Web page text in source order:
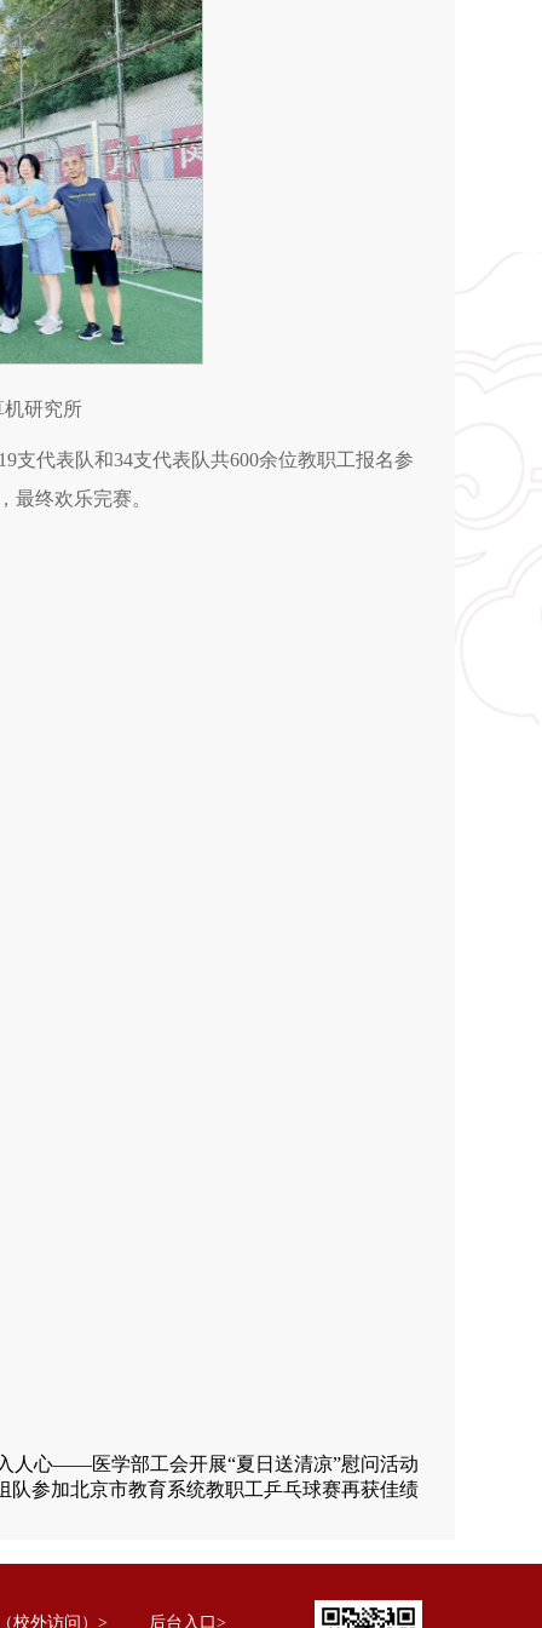
机研究所
支代表队和34支代表队共600余位教职工报名参
最终欢乐完赛。
人心——医学部工会开展“夏日送清凉”慰问活动
队参加北京市教育系统教职工乒乓球赛再获佳绩
校外访问）> 后台入口>